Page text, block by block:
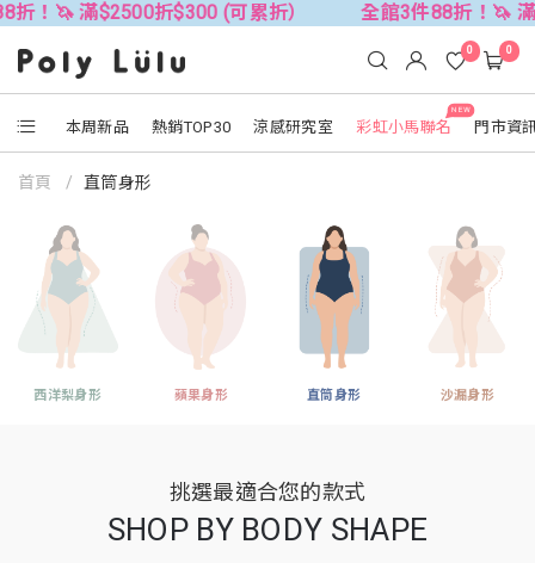
折$300 (可累折） 全館3件88折！🦄 滿$2500折
本周新品 熱銷TOP30 涼感研究室
NEW
彩虹小馬聯名 門市資
0 0
首頁 直筒身形
西洋梨身形 蘋果身形 直筒身形 沙漏身形
挑選最適合您的款式
SHOP BY BODY SHAPE